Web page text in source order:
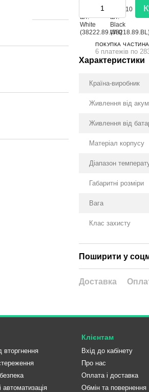
ПОКУПКА
6 платежів по
Характеристики
Країна-виробник
Живлення від
Живлення від
Матеріал корпусу
Діапазон
Габаритні розміри
Вага
Клас захисту
Поширити у
Доставка
вторгнення
Клієнтам
Вхід до кабінету
Про нас
Оплата і доставка
Обмін та повернення